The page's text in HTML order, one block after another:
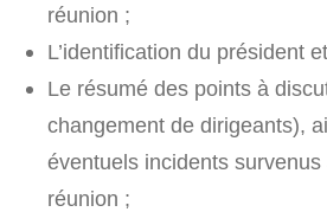
réunion ;
L’identification du président
Le résumé des points à
changement de dirigeants),
éventuels incidents
réunion ;